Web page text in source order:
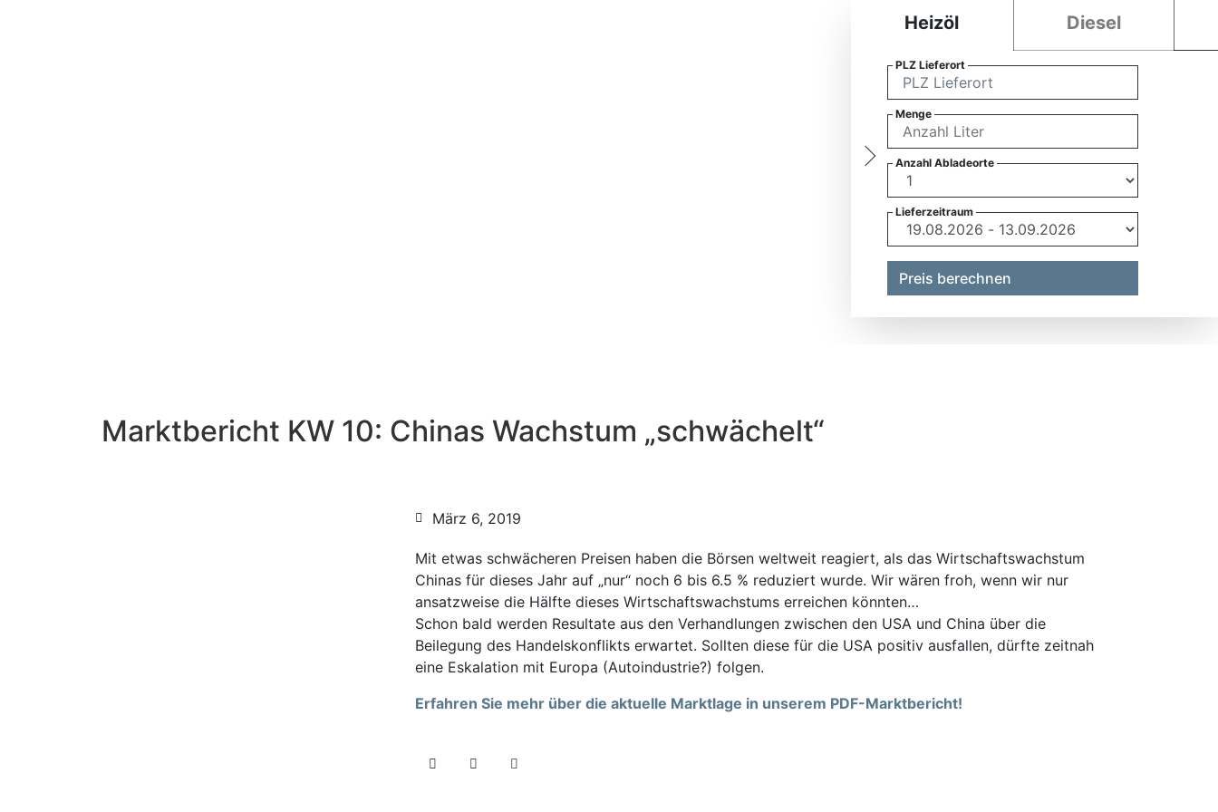
Heizöl Diesel
PLZ Lieferort
Menge
Anzahl Abladeorte
Lieferzeitraum
Preis berechnen
Marktbericht KW 10: Chinas Wachstum „schwächelt“
März 6, 2019
Mit etwas schwächeren Preisen haben die Börsen weltweit reagiert, als das Wirtschaftswachstum
Chinas für dieses Jahr auf „nur“ noch 6 bis 6.5 % reduziert wurde. Wir wären froh, wenn wir nur
ansatzweise die Hälfte dieses Wirtschaftswachstums erreichen könnten…
Schon bald werden Resultate aus den Verhandlungen zwischen den USA und China über die
Beilegung des Handelskonflikts erwartet. Sollten diese für die USA positiv ausfallen, dürfte zeitnah
eine Eskalation mit Europa (Autoindustrie?) folgen.
Erfahren Sie mehr über die aktuelle Marktlage in unserem PDF-Marktbericht!